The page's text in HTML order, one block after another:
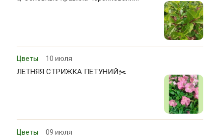
Цветы 10 июля
ЛЕТНЯЯ СТРИЖКА ПЕТУНИЙ✂️
Цветы 09 июля